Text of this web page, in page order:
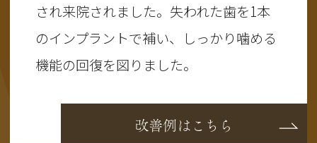
され来院されました。失われた歯を1本
のインプラントで補い、しっかり噛める
機能の回復を図りました。
改善例はこちら